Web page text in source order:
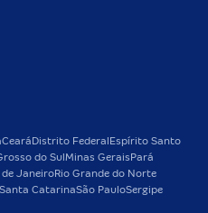
Ceará Distrito Federal Espírito Santo
do Sul Minas Gerais Pará
de JaneiroRio Grande do Norte
Santa CatarinaSão PauloSergipe